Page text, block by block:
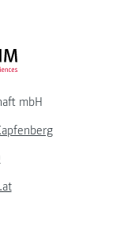
FH JOANNEUM Logo
mbH